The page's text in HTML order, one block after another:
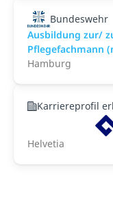
Bundeswehr
Ausbildung zur/
Pflegefachmann
Hamburg
Karriereprofil
Helvetia